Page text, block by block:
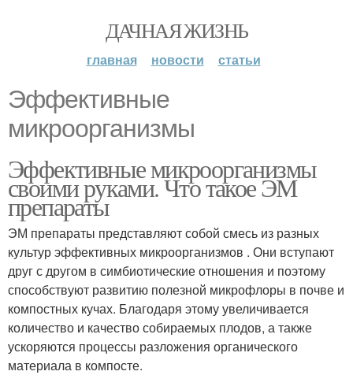
ДАЧНАЯ ЖИЗНЬ
главная новости статьи
Эффективные
микроорганизмы
Эффективные микроорганизмы
своими руками. Что такое ЭМ
препараты
ЭМ препараты представляют собой смесь из разных
культур эффективных микроорганизмов . Они вступают
друг с другом в симбиотические отношения и поэтому
способствуют развитию полезной микрофлоры в почве и
компостных кучах. Благодаря этому увеличивается
количество и качество собираемых плодов, а также
ускоряются процессы разложения органического
материала в компосте.